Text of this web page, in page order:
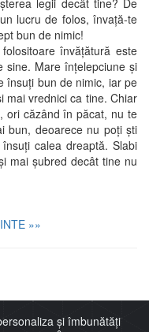
lucru de folos, învaţă-te
bun de nimic!
învăţătură este
sine. Mare înţelepciune şi
însuţi bun de nimic, iar pe
mai vrednici ca tine. Chiar
ori căzând în păcat, nu te
bun, deoarece nu poţi şti
calea dreaptă. Slabi
mai şubred decât tine nu
»»
și îmbunătăți